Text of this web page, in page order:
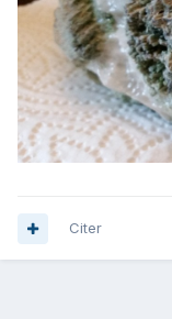
Citer